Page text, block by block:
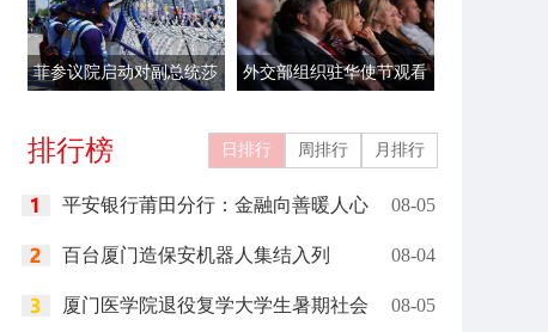
菲参议院启动对副总统莎
外交部组织驻华使节观看
排行榜 日排行 周排行 月排行
平安银行莆田分行：金融向善暖人心 08-05
百台厦门造保安机器人集结入列 08-04
厦门医学院退役复学大学生暑期社会 08-05